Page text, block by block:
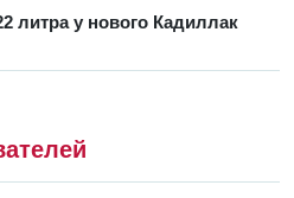
литра у нового Кадиллак